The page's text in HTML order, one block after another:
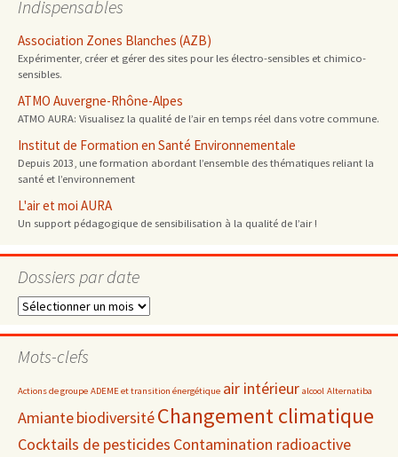
Indispensables
Association Zones Blanches (AZB)
Expérimenter, créer et gérer des sites pour les électro-sensibles et chimico-
sensibles.
ATMO Auvergne-Rhône-Alpes
ATMO AURA: Visualisez la qualité de l’air en temps réel dans votre commune.
Institut de Formation en Santé Environnementale
Depuis 2013, une formation abordant l’ensemble des thématiques reliant la
santé et l’environnement
L'air et moi AURA
Un support pédagogique de sensibilisation à la qualité de l’air !
Dossiers par date
Dossiers
date
Mots-clefs
Actions de groupe ADEME et transition énergétique air intérieur alcool Alternatiba
AmiantebiodiversitéChangement climatique
Cocktails de pesticides Contamination radioactive